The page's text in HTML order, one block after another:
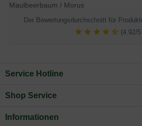
Maulbeerbaum / Morus
Der Bewertungsdurchschnitt für
(4.92/
Service Hotline
Shop Service
Informationen